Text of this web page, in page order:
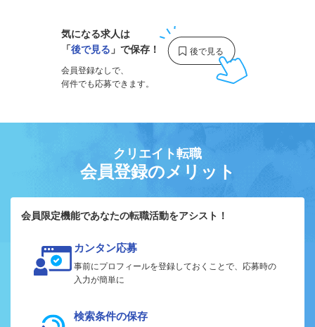
気になる求人は
「後で見る 」で保存！
会員登録なしで、
何件でも応募できます。
クリエイト転職
会員登録のメリット
会員限定機能であなたの転職活動をアシスト！
カンタン応募
事前にプロフィールを登録しておくことで、応募時の
入力が簡単に
検索条件の保存